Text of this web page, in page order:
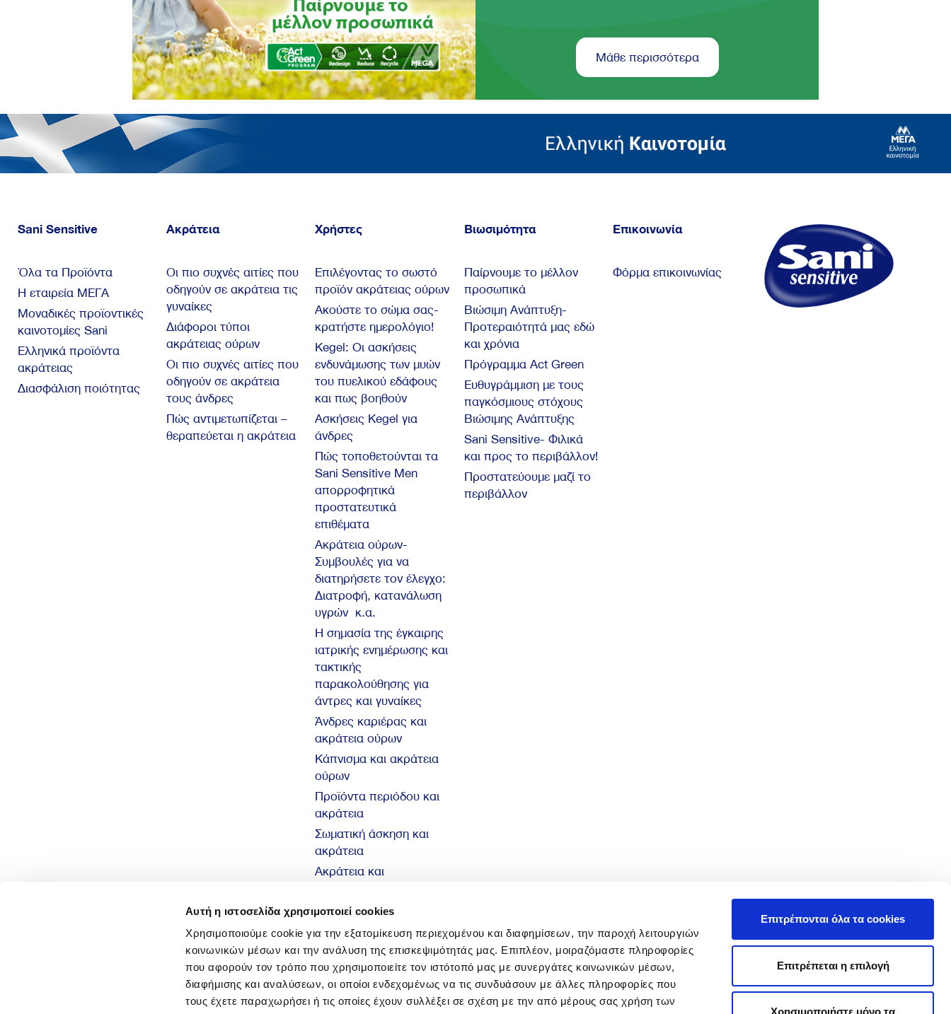
Αυτή η ιστοσελίδα χρησιμοποιεί cookies
Χρησιμοποιούμε cookie για την εξατομίκευση περιεχομένου και διαφημίσεων, την παροχή λειτουργιών
κοινωνικών μέσων και την ανάλυση της επισκεψιμότητάς μας. Επιπλέον, μοιραζόμαστε πληροφορίες
που αφορούν τον τρόπο που χρησιμοποιείτε τον ιστότοπό μας με συνεργάτες κοινωνικών μέσων,
διαφήμισης και αναλύσεων, οι οποίοι ενδεχομένως να τις συνδυάσουν με άλλες πληροφορίες που
τους έχετε παραχωρήσει ή τις οποίες έχουν συλλέξει σε σχέση με την από μέρους σας χρήση των
Επιτρέπονται όλα τα cookies
Επιτρέπεται η επιλογή
Χρησιμοποιήστε μόνο τα
Μάθε περισσότερα
Sani Sensitive
Όλα τα Προϊόντα
Η εταιρεία ΜΕΓΑ
Μοναδικές προϊοντικές
καινοτομίες Sani
Ελληνικά προϊόντα
ακράτειας
Διασφάλιση ποιότητας
Ακράτεια
Οι πιο συχνές αιτίες που
οδηγούν σε ακράτεια τις
γυναίκες
Διάφοροι τύποι
ακράτειας ούρων
Οι πιο συχνές αιτίες που
οδηγούν σε ακράτεια
τους άνδρες
Πώς αντιμετωπίζεται –
θεραπεύεται η ακράτεια
Χρήστες
Επιλέγοντας το σωστό
προϊόν ακράτειας ούρων
Ακούστε το σώμα σας-
κρατήστε ημερολόγιο!
Kegel: Oι ασκήσεις
ενδυνάμωσης των μυών
του πυελικού εδάφους
και πως βοηθούν
Ασκήσεις Kegel για
άνδρες
Πώς τοποθετούνται τα
Sani Sensitive Men
απορροφητικά
προστατευτικά
επιθέματα
Ακράτεια ούρων-
Συμβουλές για να
διατηρήσετε τον έλεγχο:
Διατροφή, κατανάλωση
υγρών κ.α.
Η σημασία της έγκαιρης
ιατρικής ενημέρωσης και
τακτικής
παρακολούθησης για
άντρες και γυναίκες
Άνδρες καριέρας και
ακράτεια ούρων
Κάπνισμα και ακράτεια
ούρων
Προϊόντα περιόδου και
ακράτεια
Σωματική άσκηση και
ακράτεια
Ακράτεια και
10 βασικά στοιχεία για
την ακράτεια
Βιωσιμότητα
Παίρνουμε το μέλλον
προσωπικά
Βιώσιμη Ανάπτυξη-
Προτεραιότητά μας εδώ
και χρόνια
Πρόγραμμα Act Green
Ευθυγράμμιση με τους
παγκόσμιους στόχους
Βιώσιμης Ανάπτυξης
Sani Sensitive- Φιλικά
και προς το περιβάλλον!
Προστατεύουμε μαζί το
περιβάλλον
Επικοινωνία
Φόρμα επικοινωνίας
© 2026 Sani Sensitive. All rights reserved.